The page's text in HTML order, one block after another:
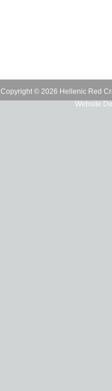
Copyright © 2026 Hellenic Red
Website